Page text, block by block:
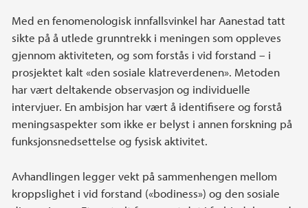
Med en fenomenologisk innfallsvinkel har Aanestad tatt
sikte på å utlede grunntrekk i meningen som oppleves
gjennom aktiviteten, og som forstås i vid forstand – i
prosjektet kalt «den sosiale klatreverdenen». Metoden
har vært deltakende observasjon og individuelle
intervjuer. En ambisjon har vært å identifisere og forstå
meningsaspekter som ikke er belyst i annen forskning på
funksjonsnedsettelse og fysisk aktivitet.
Avhandlingen legger vekt på sammenhengen mellom
kroppslighet i vid forstand («bodiness») og den sosiale